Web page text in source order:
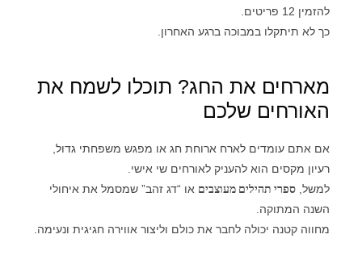
להזמין 12 פריטים.
כך לא תיתקלו במבוכה ברגע האחרון.
מארחים את החג? תוכלו לשמח את
האורחים שלכם
אם אתם עומדים לארח ארוחת חג או מפגש משפחתי גדול,
רעיון מקסים הוא להעניק לאורחים שי אישי.
למשל, ספרי תהילים מעוצבים או “דג זהב” שמסמל את איחולי
השנה המתוקה.
מחווה קטנה יכולה לחבר את כולם וליצור אווירה חגיגית ונעימה.